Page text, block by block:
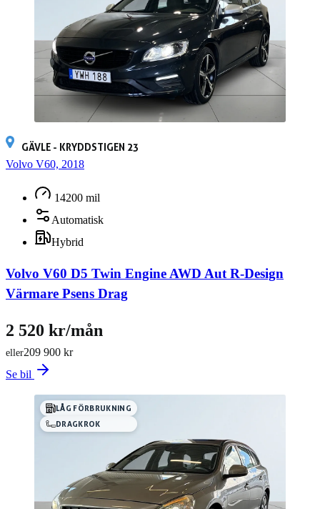
GÄVLE - KRYDDSTIGEN 23
Volvo V60, 2018
14200 mil
Automatisk
Hybrid
Volvo V60 D5 Twin Engine AWD Aut R-Design
Värmare Psens Drag
209 900 kr
eller
2 520 kr/mån
Se bil
LÅG FÖRBRUKNING
DRAGKROK